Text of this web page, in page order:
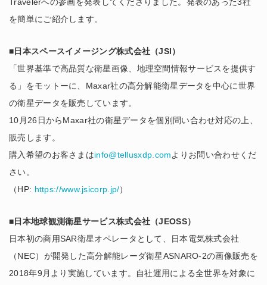
Travelerへの参画を発表してくださりました。発表のあった3社
を簡単にご紹介します。
■日本スペースイメージング株式会社（JSI）
「世界基準で高品質な衛星画像、地理空間情報サービスを提供す
る」をモットーに、Maxar社の高分解能衛星データを中心に世界
の衛星データを販売しています。
10月26日からMaxar社の衛星データを個別問い合わせ対応の上、
販売します。
購入希望のお客さまはinfo@tellusxdp.comよりお問い合わせくだ
さい。
（HP: https://www.jsicorp.jp/）
■日本地球観測衛星サービス株式会社（JEOSS）
日本初の商用SAR衛星オペレータとして、日本電気株式会社
（NEC）が開発した高分解能レーダ衛星ASNARO-2の画像販売を
2018年9月より実施しています。自社運用による全世界を対象に